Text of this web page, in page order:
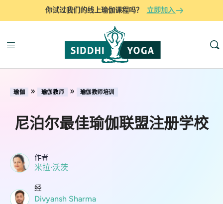
你试过我们的线上瑜伽课程吗？ 立即加入
瑜伽 » 瑜伽教师 » 瑜伽教师培训
尼泊尔最佳瑜伽联盟注册学校
作者
米拉·沃茨
经
Divyansh Sharma